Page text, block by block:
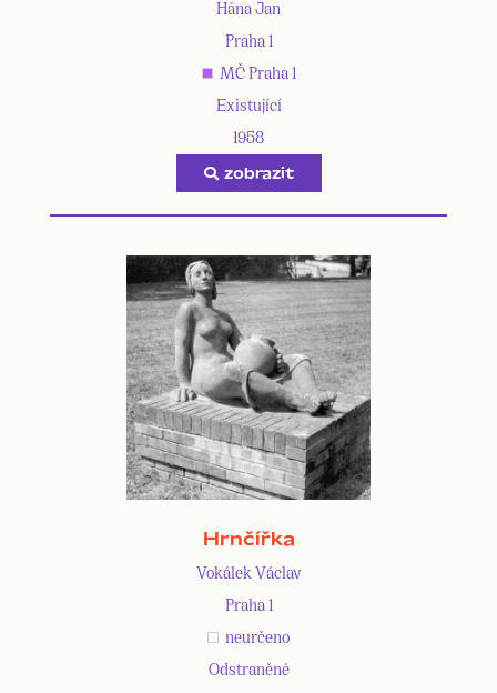
Hána Jan
Praha 1
MČ Praha 1
Existující
1958
zobrazit
Hrnčířka
Vokálek Václav
Praha 1
neurčeno
Odstraněné